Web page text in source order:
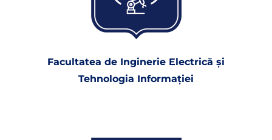
Facultatea de Inginerie Electrică şi
Tehnologia Informaţiei